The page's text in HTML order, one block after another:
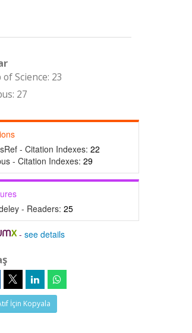
of Science: 23
27
- Citation Indexes: 22
- Citation Indexes: 29
- Readers: 25
-see details
İçin Kopyala